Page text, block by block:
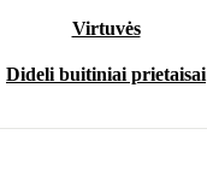
Virtuvės
Dideli buitiniai prietaisai